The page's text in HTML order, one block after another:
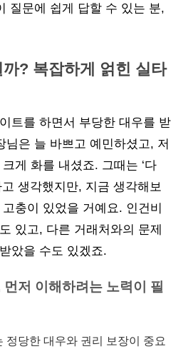
질문에 쉽게 답할 수 있는 분,
? 복잡하게 얽힌 실타
트를 하면서 부당한 대우를 받
님은 늘 바쁘고 예민하셨고, 저
게 화를 내셨죠. 그때는 ‘다
생각했지만, 지금 생각해보
충이 있었을 거예요. 인건비
있고, 다른 거래처와의 문제
았을 수도 있겠죠.
저 이해하려는 노력이 필
정당한 대우와 권리 보장이 중요